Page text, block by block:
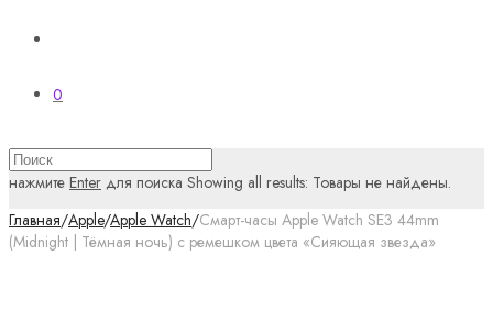
0
нажмите Enter для поиска Showing all results: Товары не найдены.
Главная/Apple/Apple Watch/Смарт-часы Apple Watch SE3 44mm
(Midnight | Тёмная ночь) с ремешком цвета «Сияющая звезда»